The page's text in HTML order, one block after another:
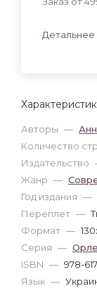
Авторы —
Количество
Издательство
Жанр —
Год издания —
Переплет —
Формат —
Серия —
ISBN — 978-
Язык —
Детальнее